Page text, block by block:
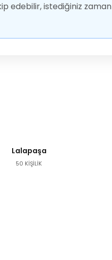
edebilir, istediğiniz
Lalapaşa
50 KİŞİLİK